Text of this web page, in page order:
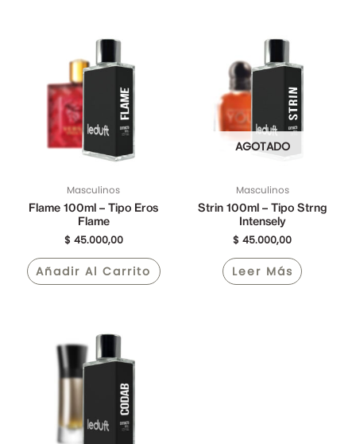
Masculinos
Flame 100ml – Tipo Eros
Flame
$ 45.000,00
Añadir Al Carrito
AGOTADO
Masculinos
Strin 100ml – Tipo Strng
Intensely
$ 45.000,00
Leer Más